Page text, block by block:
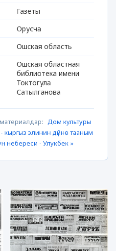
Газеты
Орусча
Ошская область
Ошская областная
библиотека имени
Токтогула
Сатылганова
Дом культуры
- кыргыз элинин дүйнө тааным
небереси - Улукбек »